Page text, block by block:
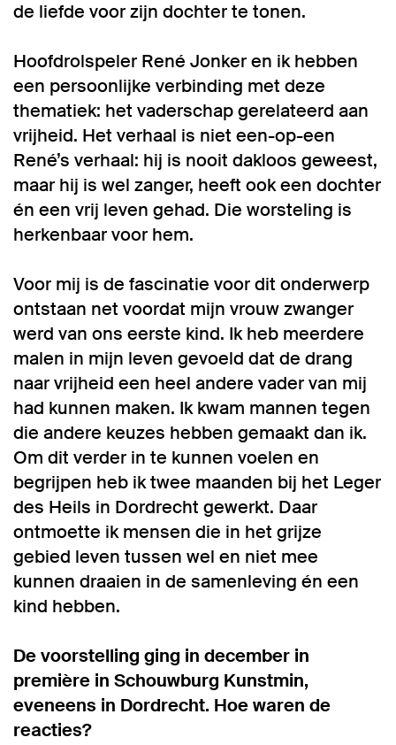
de liefde voor zijn dochter te tonen.
Hoofdrolspeler René Jonker en ik hebben
een persoonlijke verbinding met deze
thematiek: het vaderschap gerelateerd aan
vrijheid. Het verhaal is niet een-op-een
René’s verhaal: hij is nooit dakloos geweest,
maar hij is wel zanger, heeft ook een dochter
én een vrij leven gehad. Die worsteling is
herkenbaar voor hem.
Voor mij is de fascinatie voor dit onderwerp
ontstaan net voordat mijn vrouw zwanger
werd van ons eerste kind. Ik heb meerdere
malen in mijn leven gevoeld dat de drang
naar vrijheid een heel andere vader van mij
had kunnen maken. Ik kwam mannen tegen
die andere keuzes hebben gemaakt dan ik.
Om dit verder in te kunnen voelen en
begrijpen heb ik twee maanden bij het Leger
des Heils in Dordrecht gewerkt. Daar
ontmoette ik mensen die in het grijze
gebied leven tussen wel en niet mee
kunnen draaien in de samenleving én een
kind hebben.
De voorstelling ging in december in
première in Schouwburg Kunstmin,
eveneens in Dordrecht. Hoe waren de
reacties?